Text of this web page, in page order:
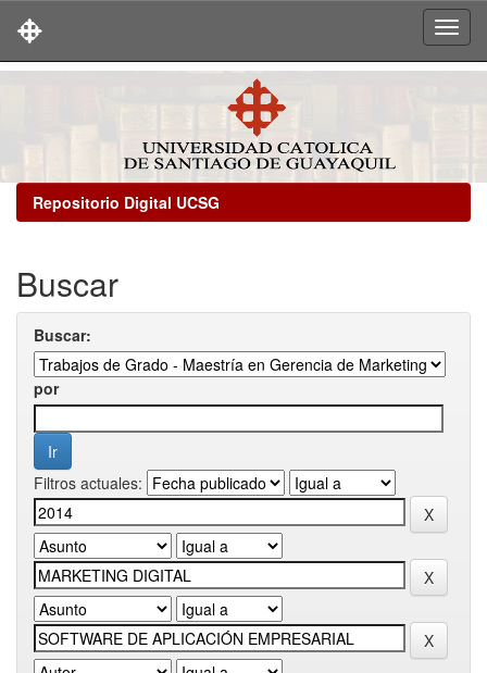
Repositorio Digital UCSG
Buscar
Buscar:
por
Filtros actuales: